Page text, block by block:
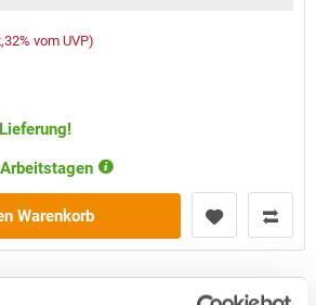
vom UVP)
Warenkorb